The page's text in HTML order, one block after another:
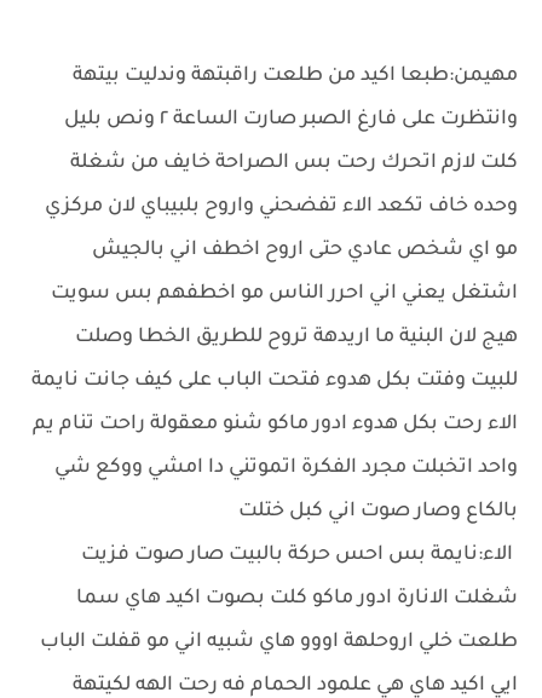
مهيمن:طبعا اكيد من طلعت راقبتهة وندليت بيتهة
وانتظرت على فارغ الصبر صارت الساعة ٢ ونص بليل
كلت لازم اتحرك رحت بس الصراحة خايف من شغلة
وحده خاف تكعد الاء تفضحني واروح بلبيباي لان مركزي
مو اي شخص عادي حتى اروح اخطف اني بالجيش
اشتغل يعني اني احرر الناس مو اخطفهم بس سويت
هيج لان البنية ما اريدهة تروح للطريق الخطا وصلت
للبيت وفتت بكل هدوء فتحت الباب على كيف جانت نايمة
الاء رحت بكل هدوء ادور ماكو شنو معقولة راحت تنام يم
واحد اتخبلت مجرد الفكرة اتموتني دا امشي ووكع شي
بالكاع وصار صوت اني كبل ختلت
الاء:نايمة بس احس حركة بالبيت صار صوت فزيت
شغلت الانارة ادور ماكو كلت بصوت اكيد هاي سما
طلعت خلي اروحلهة اووو هاي شبيه اني مو قفلت الباب
ايي اكيد هاي هي علمود الحمام فه رحت الهه لكيتهة